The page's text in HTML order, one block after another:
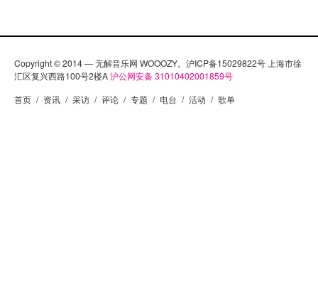
Copyright © 2014 — 无解音乐网 WOOOZY。沪ICP备15029822号 上海市徐
汇区复兴西路100号2楼A沪公网安备 31010402001859号
首页 / 资讯 / 采访 / 评论 / 专题 / 电台 / 活动 / 歌单